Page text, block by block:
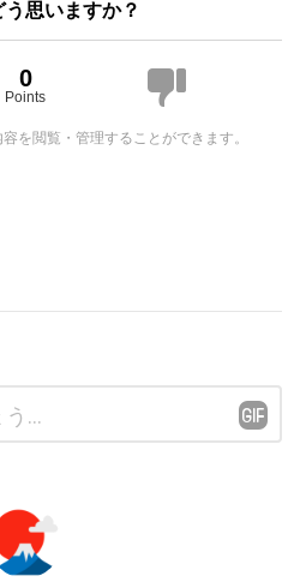
思いますか？
0
Points
を閲覧・管理することができます。